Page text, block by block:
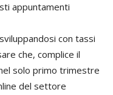
appuntamenti
con tassi
che, complice il
solo primo trimestre
del settore